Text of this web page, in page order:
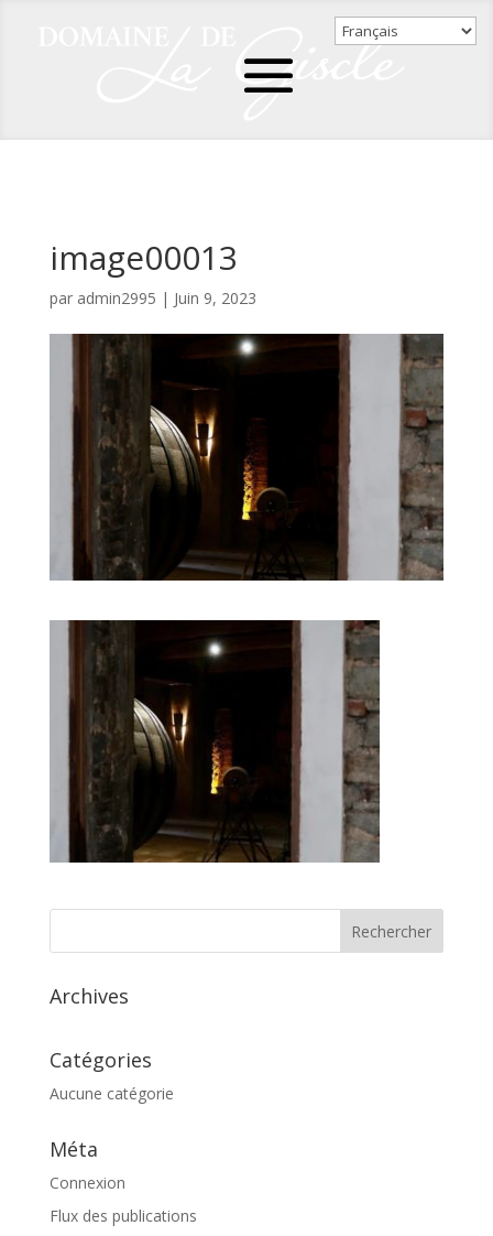
image00013
par admin2995 | Juin 9, 2023
Archives
Catégories
Aucune catégorie
Méta
Connexion
Flux des publications